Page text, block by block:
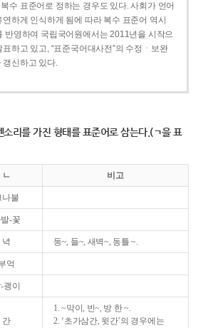
수 표준어로 정하는 경우도 있다. 사회가 언어
하게 인식하게 됨에 따라 복수 표준어 역시
반영하여 국립국어원에서는 2011년을 시작으
하고 있고, “표준국어대사전”의 수정ㆍ보완
갱신하고 있다.
소리를 가진 형태를 표준어로 삼는다.(ㄱ을 표
ㄴ 비고
나불
발-꽃
녁 동~, 들~, 새벽~, 동틀 ~.
억
괭이
간
1. ~막이, 빈~, 방 한 ~.
2. ‘초가삼간, 윗간’의 경우에는